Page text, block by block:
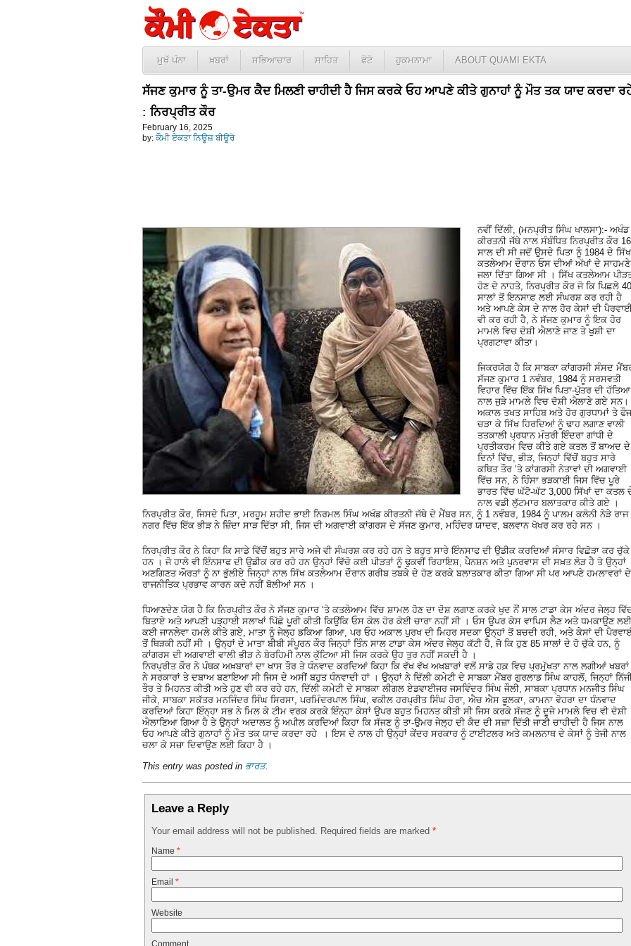
ਮੁਖੱ ਪੰਨਾ ਖ਼ਬਰਾਂ ਸਭਿਆਚਾਰ ਸਾਹਿਤ ਫੋਟੋ ਹੁਕਮਨਾਮਾ ABOUT QUAMI EKTA
ਸੱਜਣ ਕੁਮਾਰ ਨੂੰ ਤਾ-ਉਮਰ ਕੈਦ ਮਿਲਣੀ ਚਾਹੀਦੀ ਹੈ ਜਿਸ ਕਰਕੇ ਓਹ ਆਪਣੇ ਕੀਤੇ ਗੁਨਾਹਾਂ ਨੂੰ ਮੌਤ ਤਕ ਯਾਦ ਕਰਦਾ
: ਨਿਰਪ੍ਰੀਤ ਕੌਰ
February 16, 2025
by: ਕੌਮੀ ਏਕਤਾ ਨਿਊਜ਼ ਬੀਊਰੋ
ਨਵੀਂ ਦਿੱਲੀ, (ਮਨਪ੍ਰੀਤ ਸਿੰਘ ਖਾਲਸਾ):- ਅਖੰਡ
ਕੀਰਤਨੀ ਜੱਥੇ ਨਾਲ ਸੰਬੰਧਿਤ ਨਿਰਪ੍ਰੀਤ ਕੌਰ 16
ਸਾਲ ਦੀ ਸੀ ਜਦੋਂ ਉਸਦੇ ਪਿਤਾ ਨੂੰ 1984 ਦੇ ਸਿੱਖ
ਕਤਲੇਆਮ ਦੌਰਾਨ ਓਸ ਦੀਆਂ ਅੱਖਾਂ ਦੇ ਸਾਹਮਣੇ
ਜਲਾ ਦਿੱਤਾ ਗਿਆ ਸੀ । ਸਿੱਖ ਕਤਲੇਆਮ
ਹੋਣ ਦੇ ਨਾਹਤੇ, ਨਿਰਪ੍ਰੀਤ ਕੌਰ ਜੋ ਕਿ ਪਿਛਲੇ 40
ਸਾਲਾਂ ਤੋਂ ਇਨਸਾਫ਼ ਲਈ ਸੰਘਰਸ਼ ਕਰ ਰਹੀ ਹੈ
ਅਤੇ ਆਪਣੇ ਕੇਸ ਦੇ ਨਾਲ ਹੋਰ ਕੇਸਾਂ ਦੀ
ਵੀ ਕਰ ਰਹੀ ਹੈ, ਨੇ ਸੱਜਣ ਕੁਮਾਰ ਨੂੰ ਇਕ ਹੋਰ
ਮਾਮਲੇ ਵਿਚ ਦੋਸ਼ੀ ਐਲਾਣੇ ਜਾਣ ਤੇ ਖੁਸ਼ੀ ਦਾ
ਪ੍ਰਗਟਾਵਾ ਕੀਤਾ।
ਜਿਕਰਯੋਗ ਹੈ ਕਿ ਸਾਬਕਾ ਕਾਂਗਰਸੀ ਸੰਸਦ
ਸੱਜਣ ਕੁਮਾਰ 1 ਨਵੰਬਰ, 1984 ਨੂੰ ਸਰਸਵਤੀ
ਵਿਹਾਰ ਵਿੱਚ ਇੱਕ ਸਿੱਖ ਪਿਤਾ-ਪੁੱਤਰ ਦੀ ਹੱਤਿਆ
ਨਾਲ ਜੁੜੇ ਮਾਮਲੇ ਵਿਚ ਦੋਸ਼ੀ ਐਲਾਣੇ ਗਏ ਸਨ।
ਅਕਾਲ ਤਖਤ ਸਾਹਿਬ ਅਤੇ ਹੋਰ ਗੁਰਧਾਮਾਂ ਤੇ ਫੌਜ
ਚੜਾ ਕੇ ਸਿੱਖ ਹਿਰਦਿਆਂ ਨੂੰ ਢਾਹ ਲਗਾਣ ਵਾਲੀ
ਤਤਕਾਲੀ ਪ੍ਰਧਾਨ ਮੰਤਰੀ ਇੰਦਰਾ ਗਾਂਧੀ ਦੇ
ਪ੍ਰਤੀਕਰਮ ਵਿਚ ਕੀਤੇ ਗਏ ਕਤਲ ਤੋਂ ਬਾਅਦ ਦੇ
ਦਿਨਾਂ ਵਿੱਚ, ਭੀੜ, ਜਿਨ੍ਹਾਂ ਵਿੱਚੋਂ ਬਹੁਤ ਸਾਰੇ
ਕਥਿਤ ਤੌਰ ‘ਤੇ ਕਾਂਗਰਸੀ ਨੇਤਾਵਾਂ ਦੀ ਅਗਵਾਈ
ਵਿੱਚ ਸਨ, ਨੇ ਹਿੰਸਾ ਭੜਕਾਈ ਜਿਸ ਵਿੱਚ ਪੂਰੇ
ਭਾਰਤ ਵਿੱਚ ਘੱਟੋ-ਘੱਟ 3,000 ਸਿੱਖਾਂ ਦਾ ਕਤਲ
ਨਾਲ ਵਡੀ ਲੁੱਟਮਾਰ ਬਲਾਤਕਾਰ ਕੀਤੇ ਗਏ ।
ਨਿਰਪ੍ਰੀਤ ਕੌਰ, ਜਿਸਦੇ ਪਿਤਾ, ਮਰਹੂਮ ਸ਼ਹੀਦ ਭਾਈ ਨਿਰਮਲ ਸਿੰਘ ਅਖੰਡ ਕੀਰਤਨੀ ਜੱਥੇ ਦੇ ਮੈਂਬਰ ਸਨ, ਨੂੰ 1 ਨਵੰਬਰ, 1984 ਨੂੰ ਪਾਲਮ ਕਲੋਨੀ ਨੇੜੇ ਰਾਜ
ਨਗਰ ਵਿੱਚ ਇੱਕ ਭੀੜ ਨੇ ਜ਼ਿੰਦਾ ਸਾੜ ਦਿੱਤਾ ਸੀ, ਜਿਸ ਦੀ ਅਗਵਾਈ ਕਾਂਗਰਸ ਦੇ ਸੱਜਣ ਕੁਮਾਰ, ਮਹਿੰਦਰ ਯਾਦਵ, ਬਲਵਾਨ ਖੋਖਰ ਕਰ ਰਹੇ ਸਨ ।
ਨਿਰਪ੍ਰੀਤ ਕੌਰ ਨੇ ਕਿਹਾ ਕਿ ਸਾਡੇ ਵਿੱਚੋਂ ਬਹੁਤ ਸਾਰੇ ਅਜੇ ਵੀ ਸੰਘਰਸ਼ ਕਰ ਰਹੇ ਹਨ ਤੇ ਬਹੁਤ ਸਾਰੇ ਇੰਨਸਾਫ ਦੀ ਉਡੀਕ ਕਰਦਿਆਂ ਸੰਸਾਰ ਵਿਛੋੜਾ ਕਰ ਚੁੱਕੇ
ਹਨ । ਜੋ ਹਾਲੇ ਵੀ ਇੰਨਸਾਫ ਦੀ ਉਡੀਕ ਕਰ ਰਹੇ ਹਨ ਉਨ੍ਹਾਂ ਵਿੱਚੋ ਕਈ ਪੀੜਤਾਂ ਨੂੰ ਢੁਕਵੀਂ ਰਿਹਾਇਸ਼, ਪੈਨਸ਼ਨ ਅਤੇ ਪੁਨਰਵਾਸ ਦੀ ਸਖ਼ਤ ਲੋੜ ਹੈ ਤੇ ਉਨ੍ਹਾਂ
ਅਣਗਿਣਤ ਔਰਤਾਂ ਨੂੰ ਨਾ ਭੁੱਲੀਏ ਜਿਨ੍ਹਾਂ ਨਾਲ ਸਿੱਖ ਕਤਲੇਆਮ ਦੌਰਾਨ ਗਰੀਬ ਤਬਕੇ ਦੇ ਹੋਣ ਕਰਕੇ ਬਲਾਤਕਾਰ ਕੀਤਾ ਗਿਆ ਸੀ ਪਰ ਆਪਣੇ ਹਮਲਾਵਰਾਂ ਦੇ
ਰਾਜਨੀਤਿਕ ਪ੍ਰਭਾਵ ਕਾਰਨ ਕਦੇ ਨਹੀਂ ਬੋਲੀਆਂ ਸਨ ।
ਧਿਆਣਦੇਣ ਯੋਗ ਹੈ ਕਿ ਨਿਰਪ੍ਰੀਤ ਕੌਰ ਨੇ ਸੱਜਣ ਕੁਮਾਰ ‘ਤੇ ਕਤਲੇਆਮ ਵਿੱਚ ਸ਼ਾਮਲ ਹੋਣ ਦਾ ਦੋਸ਼ ਲਗਾਣ ਕਰਕੇ ਖੁਦ ਨੌਂ ਸਾਲ ਟਾਡਾ ਕੇਸ ਅੰਦਰ ਜੇਲ੍ਹ
ਬਿਤਾਏ ਅਤੇ ਆਪਣੀ ਪੜ੍ਹਾਈ ਸਲਾਖਾਂ ਪਿੱਛੇ ਪੂਰੀ ਕੀਤੀ ਕਿਉਂਕਿ ਓਸ ਕੋਲ ਹੋਰ ਕੋਈ ਚਾਰਾ ਨਹੀਂ ਸੀ । ਓਸ ਉਪਰ ਕੇਸ ਵਾਪਿਸ ਲੈਣ ਅਤੇ ਧਮਕਾਉਣ ਲਈ
ਕਈ ਜਾਨਲੇਵਾ ਹਮਲੇ ਕੀਤੇ ਗਏ, ਮਾਤਾ ਨੂੰ ਜੇਲ੍ਹ ਡਕਿਆ ਗਿਆ, ਪਰ ਓਹ ਅਕਾਲ ਪੁਰਖ ਦੀ ਮਿਹਰ ਸਦਕਾ ਉਨ੍ਹਾਂ ਤੋਂ ਬਚਦੀ ਰਹੀ, ਅਤੇ ਕੇਸਾਂ ਦੀ
ਤੋਂ ਥਿੜਕੀ ਨਹੀਂ ਸੀ । ਉਨ੍ਹਾਂ ਦੇ ਮਾਤਾ ਬੀਬੀ ਸੰਪੂਰਨ ਕੌਰ ਜਿਨ੍ਹਾਂ ਤਿੰਨ ਸਾਲ ਟਾਡਾ ਕੇਸ ਅੰਦਰ ਜੇਲ੍ਹ ਕੱਟੀ ਹੈ, ਜੋ ਕਿ ਹੁਣ 85 ਸਾਲਾਂ ਦੇ ਹੋ ਚੁੱਕੇ ਹਨ, ਨੂੰ
ਕਾਂਗਰਸ ਦੀ ਅਗਵਾਈ ਵਾਲੀ ਭੀੜ ਨੇ ਬੇਰਹਿਮੀ ਨਾਲ ਕੁੱਟਿਆ ਸੀ ਜਿਸ ਕਰਕੇ ਉਹ ਤੁਰ ਨਹੀਂ ਸਕਦੀ ਹੈ ।
ਨਿਰਪ੍ਰੀਤ ਕੌਰ ਨੇ ਪੰਥਕ ਅਖ਼ਬਾਰਾਂ ਦਾ ਖਾਸ ਤੌਰ ਤੇ ਧੰਨਵਾਦ ਕਰਦਿਆਂ ਕਿਹਾ ਕਿ ਵੱਖ ਵੱਖ ਅਖਬਾਰਾਂ ਵਲੋਂ ਸਾਡੇ ਹਕ਼ ਵਿਚ ਪ੍ਰਮੁੱਖਤਾ ਨਾਲ ਲਗੀਆਂ ਖਬਰਾਂ
ਨੇ ਸਰਕਾਰਾਂ ਤੇ ਦਬਾਅ ਬਣਾਇਆ ਸੀ ਜਿਸ ਦੇ ਅਸੀਂ ਬਹੁਤ ਧੰਨਵਾਦੀ ਹਾਂ । ਉਨ੍ਹਾਂ ਨੇ ਦਿੱਲੀ ਕਮੇਟੀ ਦੇ ਸਾਬਕਾ ਮੈਂਬਰ ਗੁਰਲਾਡ ਸਿੰਘ ਕਾਹਲੋਂ, ਜਿਨ੍ਹਾਂ
ਤੌਰ ਤੇ ਮਿਹਨਤ ਕੀਤੀ ਅਤੇ ਹੁਣ ਵੀ ਕਰ ਰਹੇ ਹਨ, ਦਿੱਲੀ ਕਮੇਟੀ ਦੇ ਸਾਬਕਾ ਲੀਗਲ ਏਡਵਾਈਜਰ ਜਸਵਿੰਦਰ ਸਿੰਘ ਜੌਲੀ, ਸਾਬਕਾ ਪ੍ਰਧਾਨ ਮਨਜੀਤ ਸਿੰਘ
ਜੀਕੇ, ਸਾਬਕਾ ਸਕੱਤਰ ਮਨਜਿੰਦਰ ਸਿੰਘ ਸਿਰਸਾ, ਪਰਮਿੰਦਰਪਾਲ ਸਿੰਘ, ਵਕੀਲ ਹਰਪ੍ਰੀਤ ਸਿੰਘ ਹੋਰਾ, ਐਚ ਐਸ ਫੂਲਕਾ, ਕਾਮਨਾ ਵੋਹਰਾ ਦਾ ਧੰਨਵਾਦ
ਕਰਦਿਆਂ ਕਿਹਾ ਇੰਨ੍ਹਾ ਸਭ ਨੇ ਮਿਲ ਕੇ ਟੀਮ ਵਰਕ ਕਰਕੇ ਇੰਨ੍ਹਾ ਕੇਸਾਂ ਉਪਰ ਬਹੁਤ ਮਿਹਨਤ ਕੀਤੀ ਸੀ ਜਿਸ ਕਰਕੇ ਸੱਜਣ ਨੂੰ ਦੂਜੇ ਮਾਮਲੇ ਵਿਚ ਵੀ ਦੋਸ਼ੀ
ਐਲਾਣਿਆ ਗਿਆ ਹੈ ਤੇ ਉਨ੍ਹਾਂ ਅਦਾਲਤ ਨੂੰ ਅਪੀਲ ਕਰਦਿਆਂ ਕਿਹਾ ਕਿ ਸੱਜਣ ਨੂੰ ਤਾ-ਉਮਰ ਜੇਲ੍ਹ ਦੀ ਕੈਦ ਦੀ ਸਜ਼ਾ ਦਿੱਤੀ ਜਾਣੀ ਚਾਹੀਦੀ ਹੈ ਜਿਸ ਨਾਲ
ਓਹ ਆਪਣੇ ਕੀਤੇ ਗੁਨਾਹਾਂ ਨੂੰ ਮੌਤ ਤਕ ਯਾਦ ਕਰਦਾ ਰਹੇ । ਇਸ ਦੇ ਨਾਲ ਹੀ ਉਨ੍ਹਾਂ ਕੇਂਦਰ ਸਰਕਾਰ ਨੂੰ ਟਾਈਟਲਰ ਅਤੇ ਕਮਲਨਾਥ ਦੇ ਕੇਸਾਂ ਨੂੰ ਤੇਜੀ ਨਾਲ
ਚਲਾ ਕੇ ਸਜ਼ਾ ਦਿਵਾਉਣ ਲਈ ਕਿਹਾ ਹੈ ।
This entry was posted in ਭਾਰਤ.
Leave a Reply
Your email address will not be published. Required fields are marked *
Name *
Email *
Website
Comment